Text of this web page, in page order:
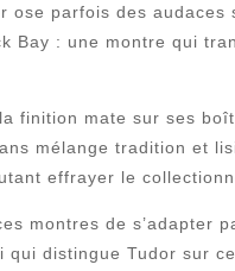
ose parfois des
Bay : une montre qui
mate sur ses
mélange tradition et
effrayer le
montres de s’adapter
distingue Tudor sur